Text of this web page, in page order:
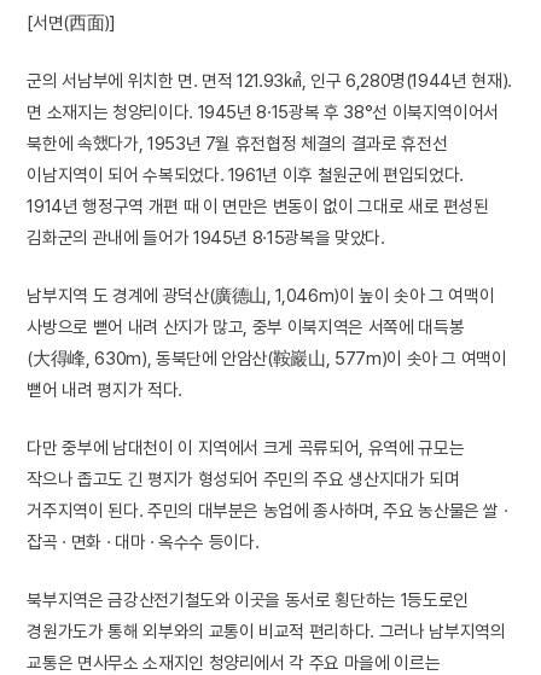
[서면(西面)]
군의 서남부에 위치한 면. 면적 121.93㎢, 인구 6,280명(1944년 현재).
면 소재지는 청양리이다. 1945년 8·15광복 후 38°선 이북지역이어서
북한에 속했다가, 1953년 7월 휴전협정 체결의 결과로 휴전선
이남지역이 되어 수복되었다. 1961년 이후 철원군에 편입되었다.
1914년 행정구역 개편 때 이 면만은 변동이 없이 그대로 새로 편성된
김화군의 관내에 들어가 1945년 8·15광복을 맞았다.
남부지역 도 경계에 광덕산(廣德山, 1,046m)이 높이 솟아 그 여맥이
사방으로 뻗어 내려 산지가 많고, 중부 이북지역은 서쪽에 대득봉
(大得峰, 630m), 동북단에 안암산(鞍巖山, 577m)이 솟아 그 여맥이
뻗어 내려 평지가 적다.
다만 중부에 남대천이 이 지역에서 크게 곡류되어, 유역에 규모는
작으나 좁고도 긴 평지가 형성되어 주민의 주요 생산지대가 되며
거주지역이 된다. 주민의 대부분은 농업에 종사하며, 주요 농산물은 쌀 ·
잡곡 · 면화 · 대마 · 옥수수 등이다.
북부지역은 금강산전기철도와 이곳을 동서로 횡단하는 1등도로인
경원가도가 통해 외부와의 교통이 비교적 편리하다. 그러나 남부지역의
교통은 면사무소 소재지인 청양리에서 각 주요 마을에 이르는